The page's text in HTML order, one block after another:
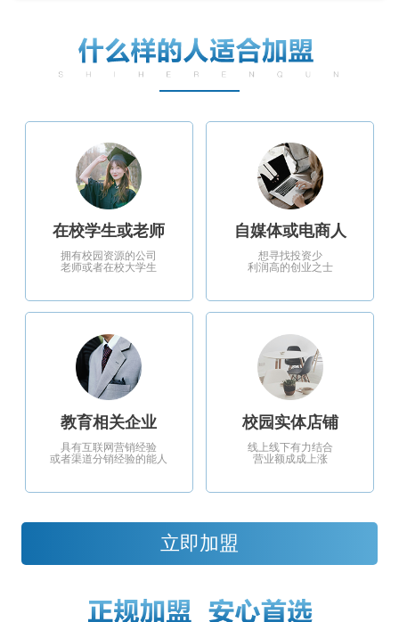
在校学生或老师
拥有校园资源的公司
老师或者在校大学生
自媒体或电商人
想寻找投资少
利润高的创业之士
教育相关企业
具有互联网营销经验
或者渠道分销经验的能人
校园实体店铺
线上线下有力结合
营业额成成上涨
立即加盟